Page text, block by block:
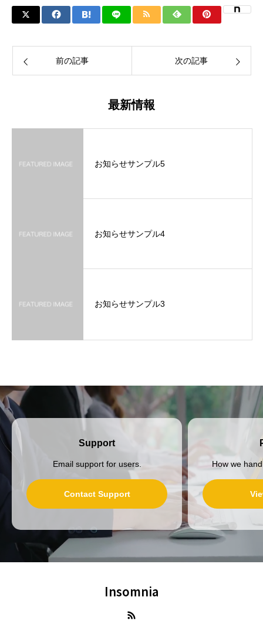
前の記事 次の記事
最新情報
お知らせサンプル5
お知らせサンプル4
お知らせサンプル3
Support
Email support for users.
Contact Support
How we
Insomnia